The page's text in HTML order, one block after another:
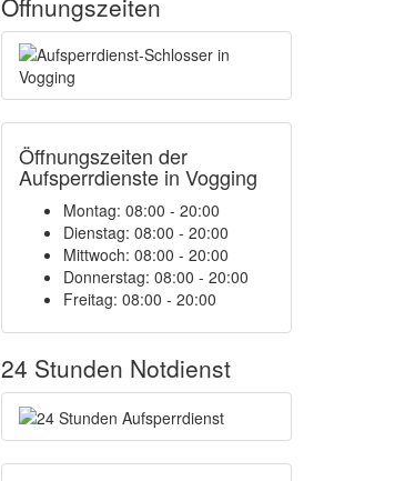
Öffnungszeiten
Öffnungszeiten der
Aufsperrdienste in Vogging
Montag: 08:00 - 20:00
Dienstag: 08:00 - 20:00
Mittwoch: 08:00 - 20:00
Donnerstag: 08:00 - 20:00
Freitag: 08:00 - 20:00
24 Stunden Notdienst